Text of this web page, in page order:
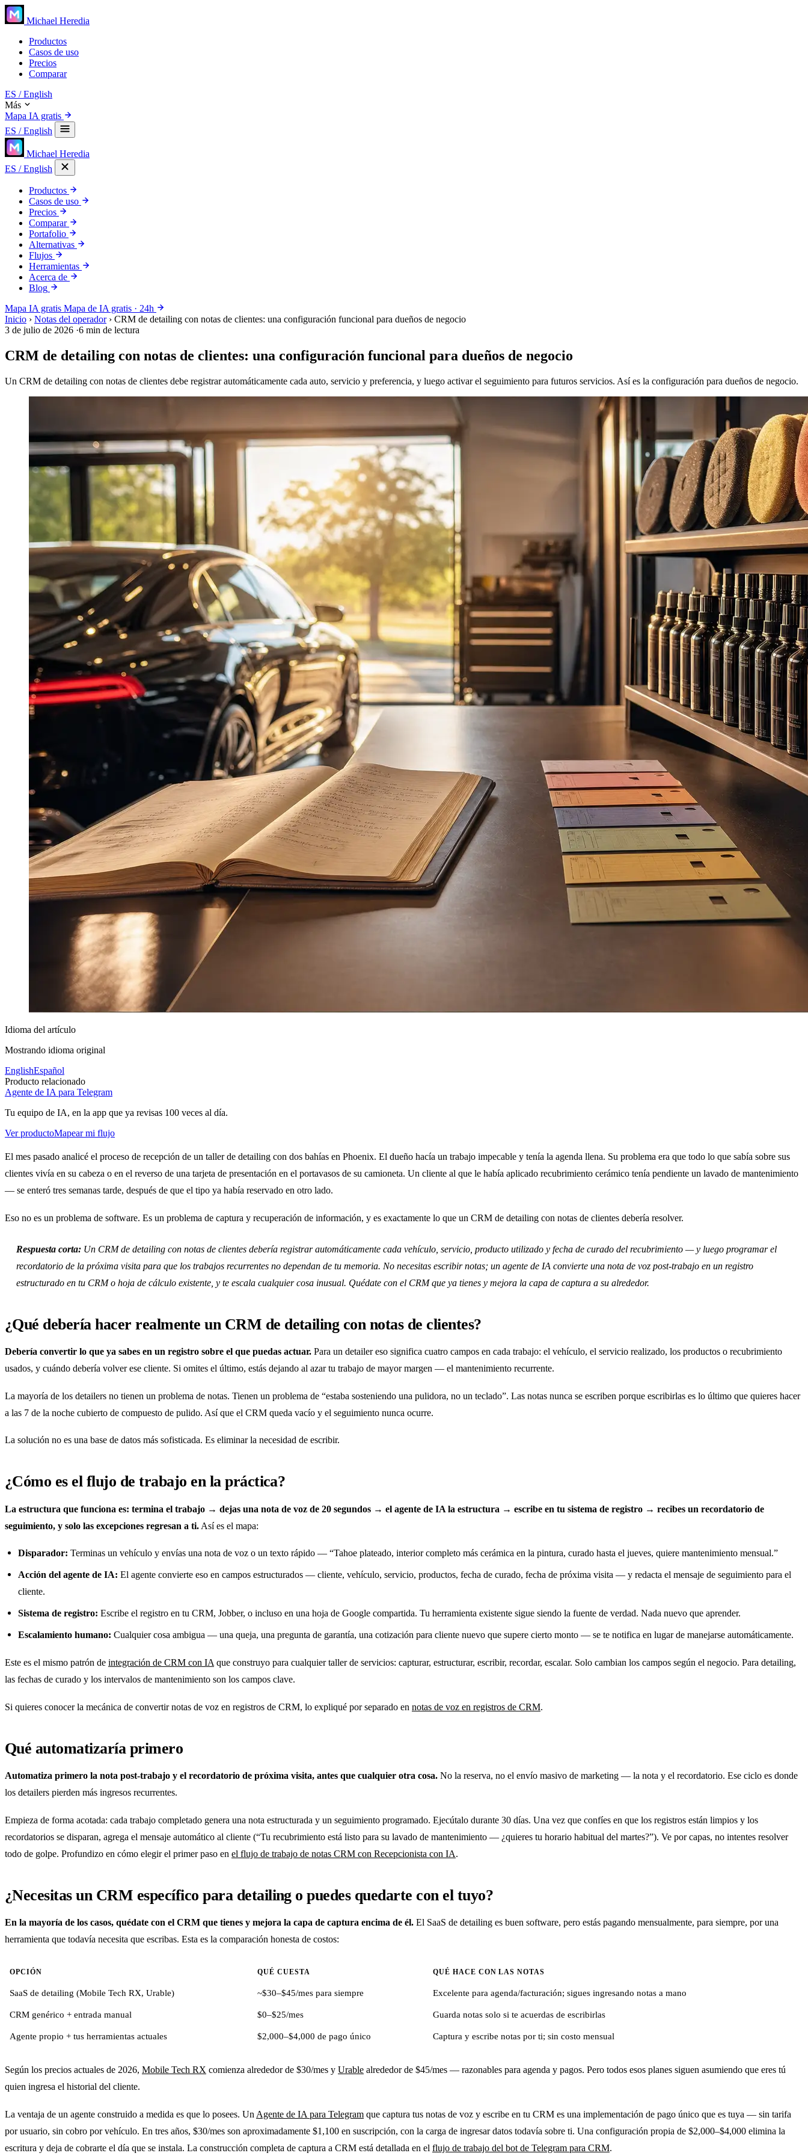
Michael Heredia
Productos
Casos de uso
Precios
Comparar
ES / English
Más
Mapa IA gratis
ES / English
Michael Heredia
ES / English
Productos
Casos de uso
Precios
Comparar
Portafolio
Alternativas
Flujos
Herramientas
Acerca de
Blog
Mapa IA gratis Mapa de IA gratis · 24h
Inicio › Notas del operador › CRM de detailing con notas de clientes: una configuración funcional para dueños de negocio
3 de julio de 2026 ·6 min de lectura
CRM de detailing con notas de clientes: una configuración funcional para dueños de negocio
Un CRM de detailing con notas de clientes debe registrar automáticamente cada auto, servicio y preferencia, y luego activar el seguimiento para futuros servicios. Así es la configuración para dueños de negocio.
Idioma del artículo
Mostrando idioma original
EnglishEspañol
Producto relacionado
Agente de IA para Telegram
Tu equipo de IA, en la app que ya revisas 100 veces al día.
Ver productoMapear mi flujo
El mes pasado analicé el proceso de recepción de un taller de detailing con dos bahías en Phoenix. El dueño hacía un trabajo impecable y tenía la agenda llena. Su problema era que todo lo que sabía sobre sus
clientes vivía en su cabeza o en el reverso de una tarjeta de presentación en el portavasos de su camioneta. Un cliente al que le había aplicado recubrimiento cerámico tenía pendiente un lavado de mantenimiento
— se enteró tres semanas tarde, después de que el tipo ya había reservado en otro lado.
Eso no es un problema de software. Es un problema de captura y recuperación de información, y es exactamente lo que un CRM de detailing con notas de clientes debería resolver.
Respuesta corta: Un CRM de detailing con notas de clientes debería registrar automáticamente cada vehículo, servicio, producto utilizado y fecha de curado del recubrimiento — y luego programar el
recordatorio de la próxima visita para que los trabajos recurrentes no dependan de tu memoria. No necesitas escribir notas; un agente de IA convierte una nota de voz post-trabajo en un registro
estructurado en tu CRM o hoja de cálculo existente, y te escala cualquier cosa inusual. Quédate con el CRM que ya tienes y mejora la capa de captura a su alrededor.
¿Qué debería hacer realmente un CRM de detailing con notas de clientes?
Debería convertir lo que ya sabes en un registro sobre el que puedas actuar. Para un detailer eso significa cuatro campos en cada trabajo: el vehículo, el servicio realizado, los productos o recubrimiento
usados, y cuándo debería volver ese cliente. Si omites el último, estás dejando al azar tu trabajo de mayor margen — el mantenimiento recurrente.
La mayoría de los detailers no tienen un problema de notas. Tienen un problema de “estaba sosteniendo una pulidora, no un teclado”. Las notas nunca se escriben porque escribirlas es lo último que quieres hacer
a las 7 de la noche cubierto de compuesto de pulido. Así que el CRM queda vacío y el seguimiento nunca ocurre.
La solución no es una base de datos más sofisticada. Es eliminar la necesidad de escribir.
¿Cómo es el flujo de trabajo en la práctica?
La estructura que funciona es: termina el trabajo → dejas una nota de voz de 20 segundos → el agente de IA la estructura → escribe en tu sistema de registro → recibes un recordatorio de
seguimiento, y solo las excepciones regresan a ti. Así es el mapa:
Disparador: Terminas un vehículo y envías una nota de voz o un texto rápido — “Tahoe plateado, interior completo más cerámica en la pintura, curado hasta el jueves, quiere mantenimiento mensual.”
Acción del agente de IA: El agente convierte eso en campos estructurados — cliente, vehículo, servicio, productos, fecha de curado, fecha de próxima visita — y redacta el mensaje de seguimiento para el
cliente.
Sistema de registro: Escribe el registro en tu CRM, Jobber, o incluso en una hoja de Google compartida. Tu herramienta existente sigue siendo la fuente de verdad. Nada nuevo que aprender.
Escalamiento humano: Cualquier cosa ambigua — una queja, una pregunta de garantía, una cotización para cliente nuevo que supere cierto monto — se te notifica en lugar de manejarse automáticamente.
Este es el mismo patrón de integración de CRM con IAque construyo para cualquier taller de servicios: capturar, estructurar, escribir, recordar, escalar. Solo cambian los campos según el negocio. Para detailing,
las fechas de curado y los intervalos de mantenimiento son los campos clave.
Si quieres conocer la mecánica de convertir notas de voz en registros de CRM, lo expliqué por separado en notas de voz en registros de CRM.
Qué automatizaría primero
Automatiza primero la nota post-trabajo y el recordatorio de próxima visita, antes que cualquier otra cosa. No la reserva, no el envío masivo de marketing — la nota y el recordatorio. Ese ciclo es donde
los detailers pierden más ingresos recurrentes.
Empieza de forma acotada: cada trabajo completado genera una nota estructurada y un seguimiento programado. Ejecútalo durante 30 días. Una vez que confíes en que los registros están limpios y los
recordatorios se disparan, agrega el mensaje automático al cliente (“Tu recubrimiento está listo para su lavado de mantenimiento — ¿quieres tu horario habitual del martes?”). Ve por capas, no intentes resolver
todo de golpe. Profundizo en cómo elegir el primer paso en el flujo de trabajo de notas CRM con Recepcionista con IA.
¿Necesitas un CRM específico para detailing o puedes quedarte con el tuyo?
En la mayoría de los casos, quédate con el CRM que tienes y mejora la capa de captura encima de él. El SaaS de detailing es buen software, pero estás pagando mensualmente, para siempre, por una
herramienta que todavía necesita que escribas. Esta es la comparación honesta de costos:
OPCIÓN QUÉ CUESTA QUÉ HACE CON LAS NOTAS
SaaS de detailing (Mobile Tech RX, Urable) ~$30–$45/mes para siempre Excelente para agenda/facturación; sigues ingresando notas a mano
CRM genérico + entrada manual $0–$25/mes Guarda notas solo si te acuerdas de escribirlas
Agente propio + tus herramientas actuales $2,000–$4,000 de pago único Captura y escribe notas por ti; sin costo mensual
Según los precios actuales de 2026, Mobile Tech RX comienza alrededor de $30/mes y Urable alrededor de $45/mes — razonables para agenda y pagos. Pero todos esos planes siguen asumiendo que eres tú
quien ingresa el historial del cliente.
La ventaja de un agente construido a medida es que lo posees. Un Agente de IA para Telegram que captura tus notas de voz y escribe en tu CRM es una implementación de pago único que es tuya — sin tarifa
por usuario, sin cobro por vehículo. En tres años, $30/mes son aproximadamente $1,100 en suscripción, con la carga de ingresar datos todavía sobre ti. Una configuración propia de $2,000–$4,000 elimina la
escritura y deja de cobrarte el día que se instala. La construcción completa de captura a CRM está detallada en el flujo de trabajo del bot de Telegram para CRM.